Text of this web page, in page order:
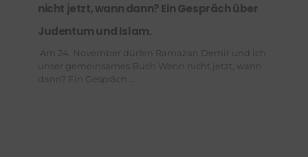
nicht jetzt, wann dann? Ein Gespräch über
Judentum und Islam.
Am 24. November dürfen Ramazan Demir und ich
unser gemeinsames Buch Wenn nicht jetzt, wann
dann? Ein Gespräch ...